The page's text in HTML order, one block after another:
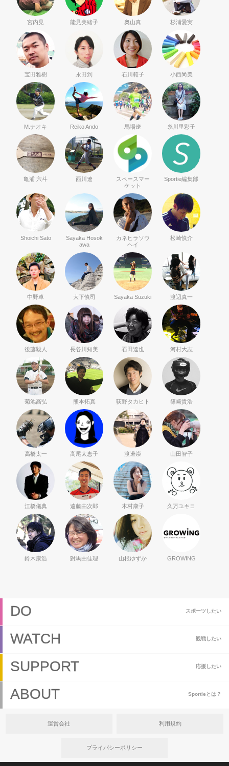
宮内見 能見美緒子 奥山真 杉浦愛実
宝田雅樹 永田到 石川範子 小西尚美
M.ナオキ Reiko Ando 馬場遼 糸川里彩子
亀浦 六斗 西川遼
スペースマー
ケット
Sportie編集部
Shoichi Sato
Sayaka Hosok
awa
カネヒラソウ
ヘイ
松崎慎介
中野卓 大下慎司 Sayaka Suzuki 渡辺真一
後藤毅人 長谷川知美 石田達也 河村大志
菊池高弘 熊本拓真 荻野タカヒト 篠崎貴浩
高橋太一 高尾太恵子 渡邊崇 山田智子
江橋儀典 遠藤由次郎 木村康子 久万ユキコ
鈴木康浩 對馬由佳理 山根ゆずか GROWING
スポーツしたい
DO
観戦したい
WATCH
応援したい
SUPPORT
Sportieとは？
ABOUT
運営会社 利用規約
プライバシーポリシー